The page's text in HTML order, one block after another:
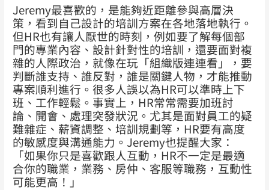
Jeremy最喜歡的，是能夠近距離參與高層決
策，看到自己設計的培訓方案在各地落地執行。
但HR也有讓人厭世的時刻，例如要了解每個部
門的專業內容、設計針對性的培訓，還要面對複
雜的人際政治，就像在玩「組織版連連看」，要
判斷誰支持、誰反對，誰是關鍵人物，才能推動
專案順利進行。很多人誤以為HR可以準時上下
班、工作輕鬆。事實上，HR常常需要加班討
論、開會、處理突發狀況。尤其是面對員工的疑
難雜症、薪資調整、培訓規劃等，HR要有高度
的敏感度與溝通能力。Jeremy也提醒大家：
「如果你只是喜歡跟人互動，HR不一定是最適
合你的職業，業務、房仲、客服等職務，互動性
可能更高！」